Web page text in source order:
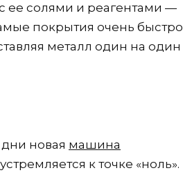
ее солями и реагентами —
покрытия очень быстро
металл один на один
новая машина
к точке «ноль».